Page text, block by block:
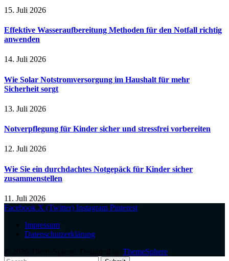
15. Juli 2026
Effektive Wasseraufbereitung Methoden für den Notfall richtig
anwenden
14. Juli 2026
Wie Solar Notstromversorgung im Haushalt für mehr
Sicherheit sorgt
13. Juli 2026
Notverpflegung für Kinder sicher und stressfrei vorbereiten
12. Juli 2026
Wie Sie ein durchdachtes Notgepäck für Kinder sicher
zusammenstellen
11. Juli 2026
Facebook X (Twitter) Instagram Pinterest
Impressum
Datenschutzerklärung
ThemeSphere